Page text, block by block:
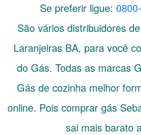
Se preferir ligue:
São vários distribuidores
Laranjeiras BA, para você
do Gás. Todas as marcas
Gás de cozinha melhor
online. Pois comprar gás
sai mais barato